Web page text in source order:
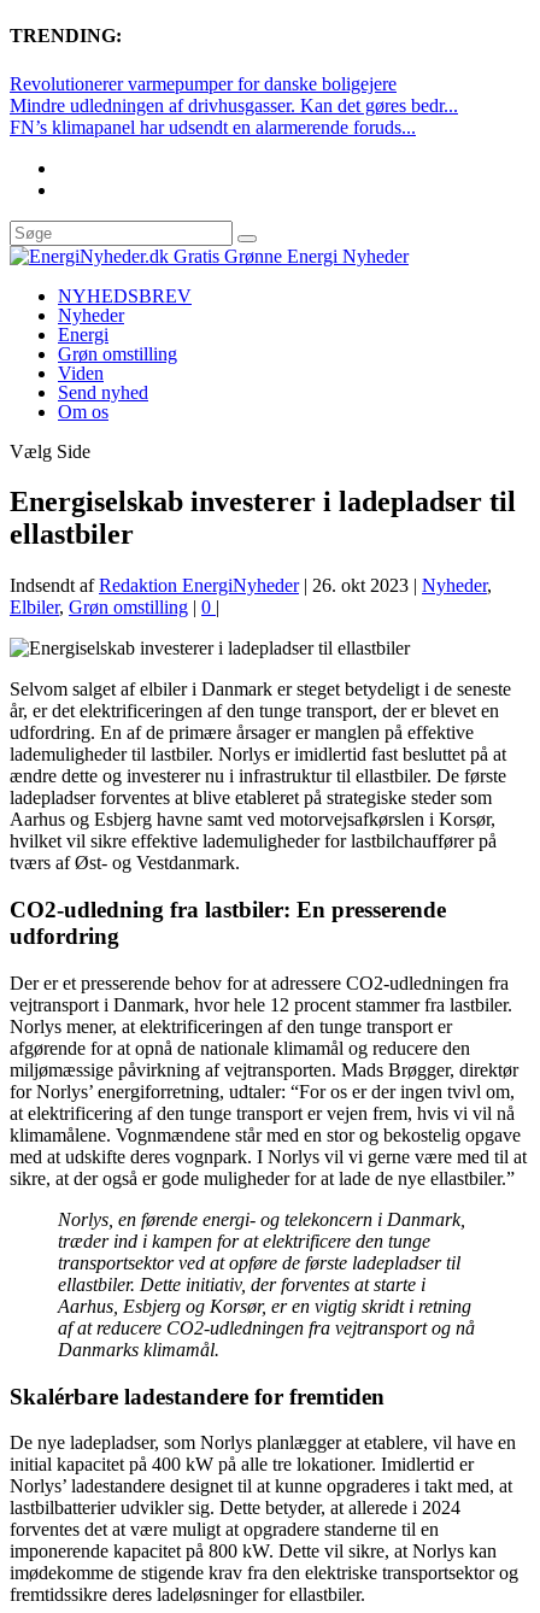
TRENDING:
Revolutionerer varmepumper for danske boligejere
Mindre udledningen af drivhusgasser. Kan det gøres bedr...
FN’s klimapanel har udsendt en alarmerende foruds...
NYHEDSBREV
Nyheder
Energi
Grøn omstilling
Viden
Send nyhed
Om os
Vælg Side
Energiselskab investerer i ladepladser til
ellastbiler
Indsendt afRedaktion EnergiNyheder| 26. okt 2023 | Nyheder,
Elbiler, Grøn omstilling | 0 |
Selvom salget af elbiler i Danmark er steget betydeligt i de seneste
år, er det elektrificeringen af den tunge transport, der er blevet en
udfordring. En af de primære årsager er manglen på effektive
lademuligheder til lastbiler. Norlys er imidlertid fast besluttet på at
ændre dette og investerer nu i infrastruktur til ellastbiler. De første
ladepladser forventes at blive etableret på strategiske steder som
Aarhus og Esbjerg havne samt ved motorvejsafkørslen i Korsør,
hvilket vil sikre effektive lademuligheder for lastbilchauffører på
tværs af Øst- og Vestdanmark.
CO2-udledning fra lastbiler: En presserende
udfordring
Der er et presserende behov for at adressere CO2-udledningen fra
vejtransport i Danmark, hvor hele 12 procent stammer fra lastbiler.
Norlys mener, at elektrificeringen af den tunge transport er
afgørende for at opnå de nationale klimamål og reducere den
miljømæssige påvirkning af vejtransporten. Mads Brøgger, direktør
for Norlys’ energiforretning, udtaler: “For os er der ingen tvivl om,
at elektrificering af den tunge transport er vejen frem, hvis vi vil nå
klimamålene. Vognmændene står med en stor og bekostelig opgave
med at udskifte deres vognpark. I Norlys vil vi gerne være med til at
sikre, at der også er gode muligheder for at lade de nye ellastbiler.”
Norlys, en førende energi- og telekoncern i Danmark,
træder ind i kampen for at elektrificere den tunge
transportsektor ved at opføre de første ladepladser til
ellastbiler. Dette initiativ, der forventes at starte i
Aarhus, Esbjerg og Korsør, er en vigtig skridt i retning
af at reducere CO2-udledningen fra vejtransport og nå
Danmarks klimamål.
Skalérbare ladestandere for fremtiden
De nye ladepladser, som Norlys planlægger at etablere, vil have en
initial kapacitet på 400 kW på alle tre lokationer. Imidlertid er
Norlys’ ladestandere designet til at kunne opgraderes i takt med, at
lastbilbatterier udvikler sig. Dette betyder, at allerede i 2024
forventes det at være muligt at opgradere standerne til en
imponerende kapacitet på 800 kW. Dette vil sikre, at Norlys kan
imødekomme de stigende krav fra den elektriske transportsektor og
fremtidssikre deres ladeløsninger for ellastbiler.